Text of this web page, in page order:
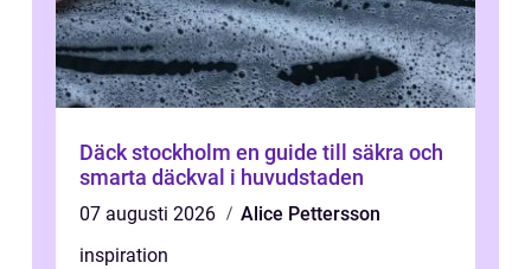
Däck stockholm en guide till säkra och
smarta däckval i huvudstaden
07 augusti 2026
Alice Pettersson
inspiration